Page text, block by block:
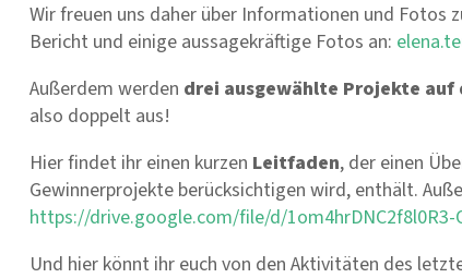
Wir freuen uns daher über Informationen und Fotos
Bericht und einige aussagekräftige Fotos an:
Außerdem werden drei ausgewählte Projekte auf
also doppelt aus!
Hier findet ihr einen kurzen Leitfaden, der einen
Gewinnerprojekte berücksichtigen wird, enthält.
https://drive.google.com/file/d/1om4hrDNC2f8l0R3-
Und hier könnt ihr euch von den Aktivitäten des